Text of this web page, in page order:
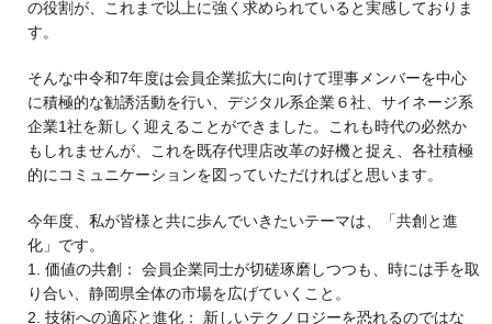
の役割が、これまで以上に強く求められていると実感しておりま
す。
そんな中令和7年度は会員企業拡大に向けて理事メンバーを中心
に積極的な勧誘活動を行い、デジタル系企業６社、サイネージ系
企業1社を新しく迎えることができました。これも時代の必然か
もしれませんが、これを既存代理店改革の好機と捉え、各社積極
的にコミュニケーションを図っていただければと思います。
今年度、私が皆様と共に歩んでいきたいテーマは、「共創と進
化」です。
1. 価値の共創： 会員企業同士が切磋琢磨しつつも、時には手を取
り合い、静岡県全体の市場を広げていくこと。
2. 技術への適応と進化： 新しいテクノロジーを恐れるのではな